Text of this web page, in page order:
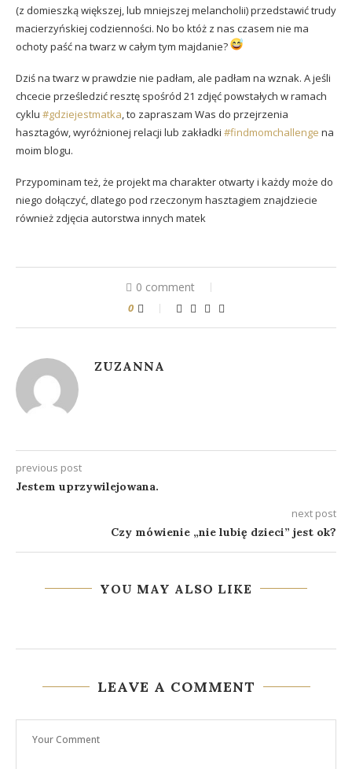
(z domieszką większej, lub mniejszej melancholii) przedstawić trudy
macierzyńskiej codzienności. No bo któż z nas czasem nie ma
ochoty paść na twarz w całym tym majdanie?
Dziś na twarz w prawdzie nie padłam, ale padłam na wznak. A jeśli
chcecie prześledzić resztę spośród 21 zdjęć powstałych w ramach
cyklu #gdziejestmatka, to zapraszam Was do przejrzenia
hasztagów, wyróżnionej relacji lub zakładki #findmomchallenge na
moim blogu.
Przypominam też, że projekt ma charakter otwarty i każdy może do
niego dołączyć, dlatego pod rzeczonym hasztagiem znajdziecie
również zdjęcia autorstwa innych matek
0 comment
0
ZUZANNA
previous post
Jestem uprzywilejowana.
next post
Czy mówienie „nie lubię dzieci” jest ok?
YOU MAY ALSO LIKE
LEAVE A COMMENT